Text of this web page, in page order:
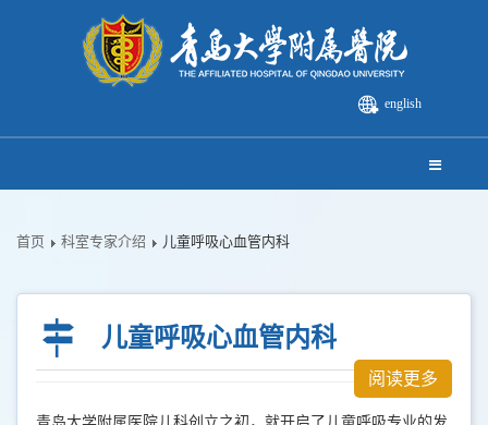
english
首页 科室专家介绍 儿童呼吸心血管内科
儿童呼吸心血管内科
阅读更多